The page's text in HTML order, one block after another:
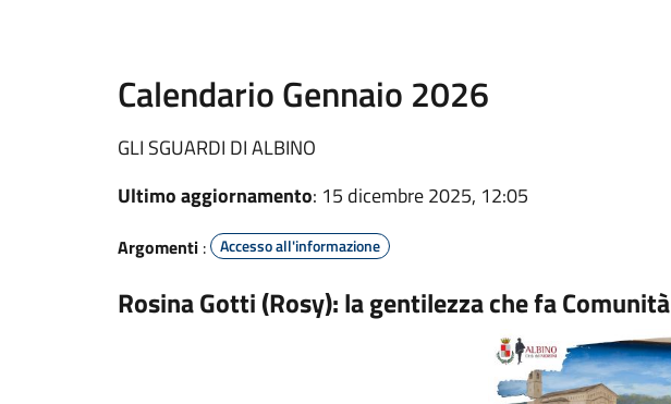
Calendario Gennaio 2026
GLI SGUARDI DI ALBINO
Ultimo aggiornamento: 15 dicembre 2025, 12:05
Argomenti : Accesso all'informazione
Rosina Gotti (Rosy): la gentilezza che fa Comunità